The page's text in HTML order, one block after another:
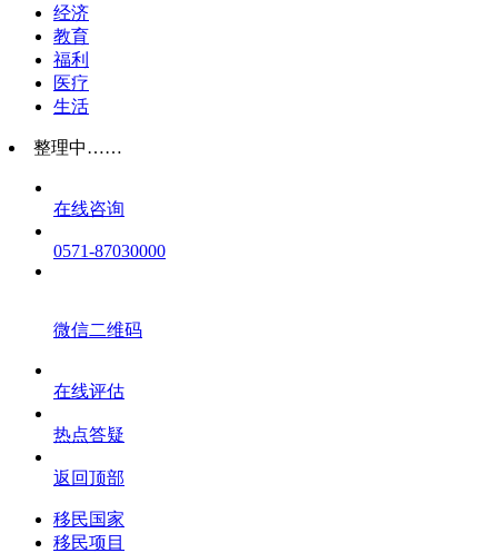
经济
教育
福利
医疗
生活
整理中……
在线咨询
0571-87030000
微信二维码
在线评估
热点答疑
返回顶部
移民国家
移民项目